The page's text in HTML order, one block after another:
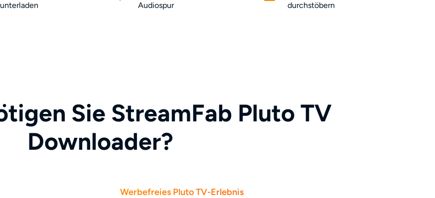
Audiospur
durchstöbern
Sie StreamFab Pluto TV
Downloader?
Werbefreies Pluto TV-Erlebnis